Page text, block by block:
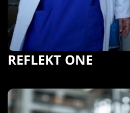
REFLEKT ONE